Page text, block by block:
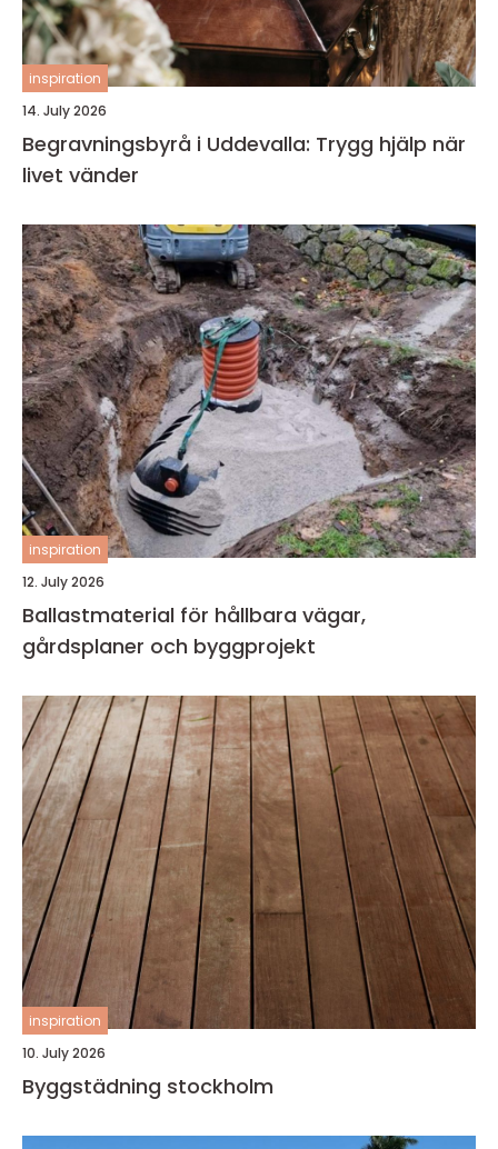
inspiration
14. July 2026
Begravningsbyrå i Uddevalla: Trygg hjälp när
livet vänder
inspiration
12. July 2026
Ballastmaterial för hållbara vägar,
gårdsplaner och byggprojekt
inspiration
10. July 2026
Byggstädning stockholm